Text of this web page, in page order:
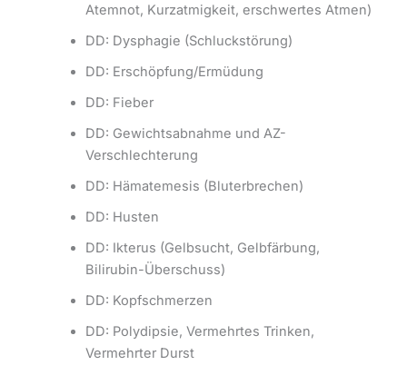
Atemnot, Kurzatmigkeit, erschwertes Atmen)
DD: Dysphagie (Schluckstörung)
DD: Erschöpfung/Ermüdung
DD: Fieber
DD: Gewichtsabnahme und AZ-
Verschlechterung
DD: Hämatemesis (Bluterbrechen)
DD: Husten
DD: Ikterus (Gelbsucht, Gelbfärbung,
Bilirubin-Überschuss)
DD: Kopfschmerzen
DD: Polydipsie, Vermehrtes Trinken,
Vermehrter Durst